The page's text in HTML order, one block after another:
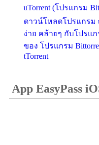
uTorrent (โปรแกรม
ดาวน์โหลดโปรแกรม
ง่าย คล้ายๆ กับโปรแ
ของ โปรแกรม
tTorrent
App EasyPass